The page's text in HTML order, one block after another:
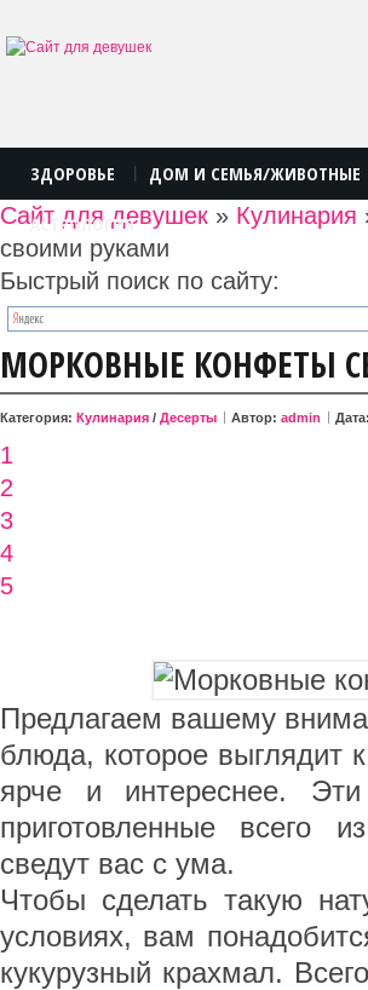
ЗДОРОВЬЕ ДОМ И СЕМЬЯ/ЖИВОТНЫЕ
АСТРОЛОГИЯ
Сайт для девушек » Кулинария
своими руками
Быстрый поиск по сайту:
МОРКОВНЫЕ КОНФЕТЫ
Категория: Кулинария / Десерты Автор: admin
1
2
3
4
5
Предлагаем вашему
блюда, которое выглядит
ярче и интереснее.
приготовленные всего
сведут вас с ума.
Чтобы сделать такую
условиях, вам
кукурузный крахмал.